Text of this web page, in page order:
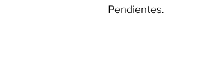
Pendientes.